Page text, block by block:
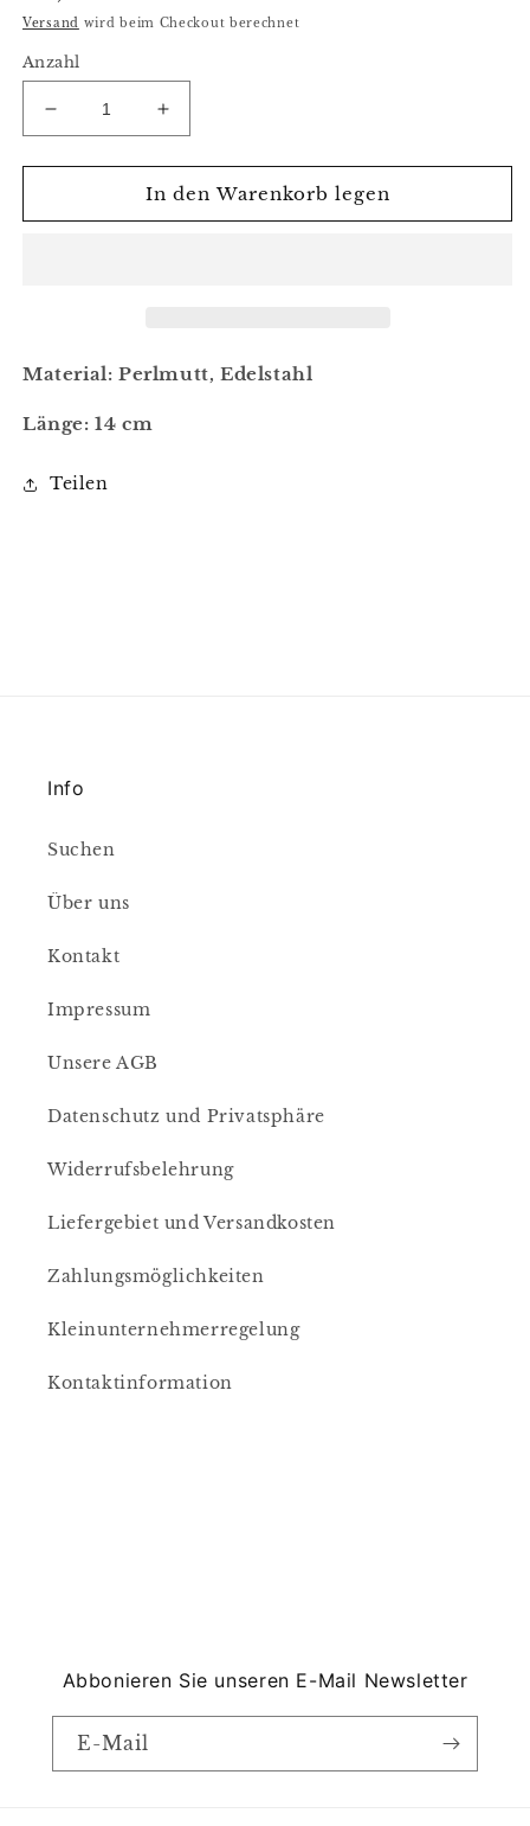
Preis
Versand wird beim Checkout berechnet
Anzahl
Verringere
die
Menge
Flaschenöffner
Erhöhe
die
Menge
für
Flaschenöffner
In den Warenkorb legen
Material: Perlmutt, Edelstahl
Länge: 14 cm
Teilen
Info
Suchen
Über uns
Kontakt
Impressum
Unsere AGB
Datenschutz und Privatsphäre
Widerrufsbelehrung
Liefergebiet und Versandkosten
Zahlungsmöglichkeiten
Kleinunternehmerregelung
Kontaktinformation
Abbonieren Sie unseren E-Mail Newsletter
E-Mail